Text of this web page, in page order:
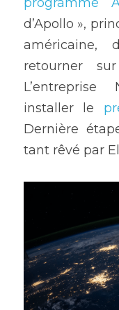
d’Apollo »,
américaine,
retourner
installer le
Dernière
tant rêvé par